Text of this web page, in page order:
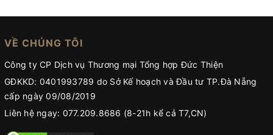
VỀ CHÚNG TÔI
Công ty CP Dịch vụ Thương mại Tổng hợp Đức Thiện
GĐKKD: 0401993789 do Sở Kế hoạch và Đầu tư TP.Đà Nẵng
cấp ngày 09/08/2019
Liên hệ ngay: 077.209.8686 (8-21h kể cả T7,CN)